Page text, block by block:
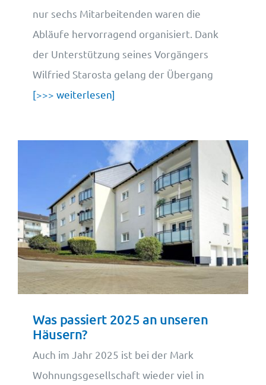
nur sechs Mitarbeitenden waren die
Abläufe hervorragend organisiert. Dank
der Unterstützung seines Vorgängers
Wilfried Starosta gelang der Übergang
[>>> weiterlesen]
Was passiert 2025 an unseren
Häusern?
Auch im Jahr 2025 ist bei der Mark
Wohnungsgesellschaft wieder viel in